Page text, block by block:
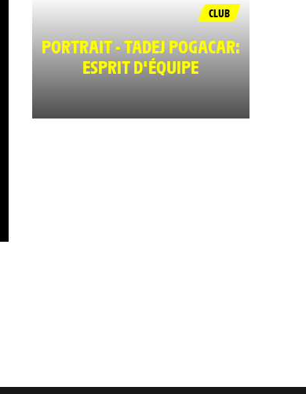
CLUB
PORTRAIT - TADEJ POGACAR:
ESPRIT D'ÉQUIPE